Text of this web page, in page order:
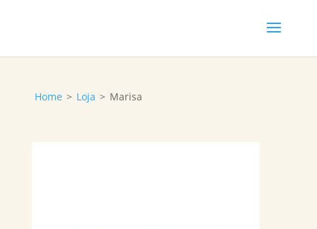
Home > Loja > Marisa